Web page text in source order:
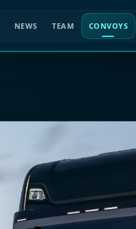
NEWS TEAM CONVOYS